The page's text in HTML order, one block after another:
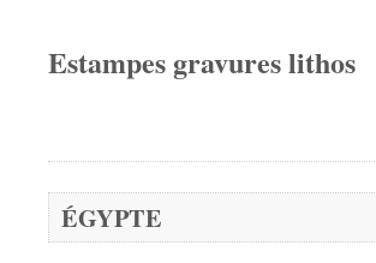
Estampes gravures lithos
ÉGYPTE